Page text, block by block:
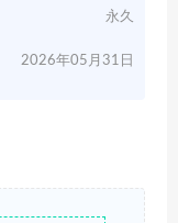
永久
2026年05月31日